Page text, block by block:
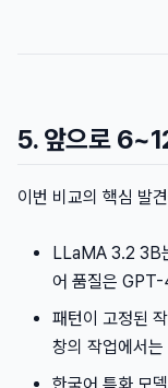
5. 앞으로
이번 비교의 핵심 발
LLaMA 3.2 3B
어 품질은
패턴이 고정된
창의 작업에서는